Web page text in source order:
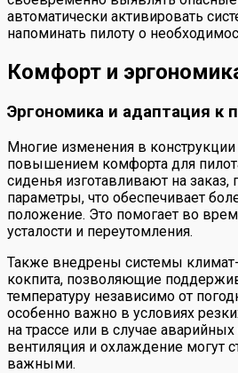
автоматически активировать
напоминать пилоту о
Комфорт и
Эргономика и адаптация к
Многие изменения в
повышением комфорта для
сиденья изготавливают на
параметры, что обеспечивает
положение. Это помогает во
усталости и переутомления.
Также внедрены системы
кокпита, позволяющие
температуру независимо от
особенно важно в условиях
на трассе или в случае аварийных
вентиляция и охлаждение могут
важными.